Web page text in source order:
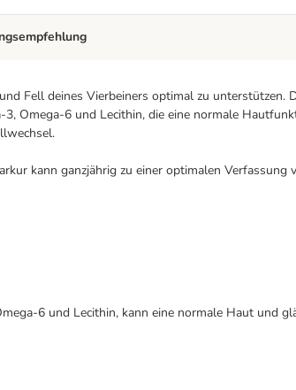
Fell deines Vierbeiners optimal zu unterstützen.
Omega-6 und Lecithin, die eine normale
kann ganzjährig zu einer optimalen Verfassung
6 und Lecithin, kann eine normale Haut und